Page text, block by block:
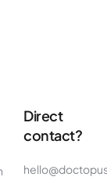
Direct
contact?